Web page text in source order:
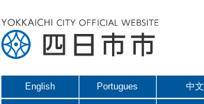
English Portugues 中文